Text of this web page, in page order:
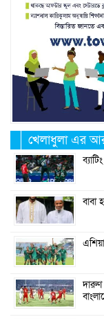
খেলাধুলা এর
বাবা
দারুণ